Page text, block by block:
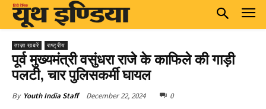
ताज़ा खबरें राष्ट्रीय
पूर्व मुख्यमंत्री वसुंधरा राजे के काफिले की गाड़ी
पलटी, चार पुलिसकर्मी घायल
By Youth India Staff December 22, 2024 0